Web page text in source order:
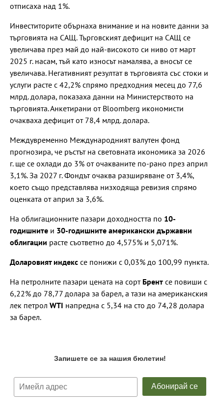
отписаха над 1%.
Инвеститорите обърнаха внимание и на новите данни за
търговията на САЩ. Търговският дефицит на САЩ се
увеличава през май до най-високото си ниво от март
2025 г. насам, тъй като износът намалява, а вносът се
увеличава. Негативният резултат в търговията със стоки и
услуги расте с 42,2% спрямо предходния месец до 77,6
млрд. долара, показаха данни на Министерството на
търговията. Анкетирани от Bloomberg икономисти
очакваха дефицит от 78,4 млрд. долара.
Междувременно Международният валутен фонд
прогнозира, че ръстът на световната икономика за 2026
г. ще се охлади до 3% от очакваните по-рано през април
3,1%. За 2027 г. Фондът очаква разширяване от 3,4%,
което също представлява низходяща ревизия спрямо
оценката от април за 3,6%.
На облигационните пазари доходността по 10-
годишните и 30-годишните американски държавни
облигации расте съответно до 4,575% и 5,071%.
Доларовият индекс се понижи с 0,03% до 100,99 пункта.
На петролните пазари цената на сорт Брент се повиши с
6,22% до 78,77 долара за барел, а тази на американския
лек петрол WTI напредна с 5,34 на сто до 74,28 долара
за барел.